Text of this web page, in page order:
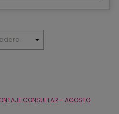
CONSULTAR - AGOSTO